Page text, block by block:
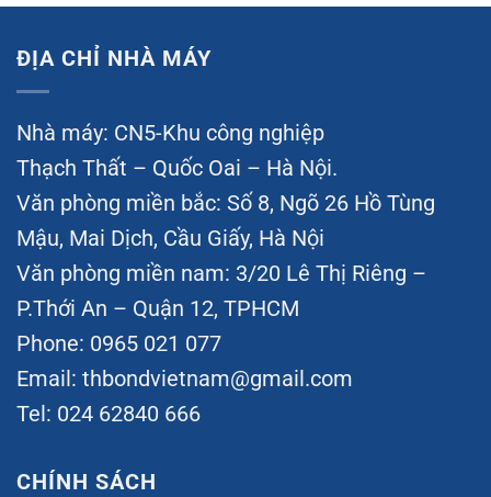
ĐỊA CHỈ NHÀ MÁY
Nhà máy: CN5-Khu công nghiệp
Thạch Thất – Quốc Oai – Hà Nội.
Văn phòng miền bắc: Số 8, Ngõ 26 Hồ Tùng
Mậu, Mai Dịch, Cầu Giấy, Hà Nội
Văn phòng miền nam: 3/20 Lê Thị Riêng –
P.Thới An – Quận 12, TPHCM
Phone: 0965 021 077
Email: thbondvietnam@gmail.com
Tel: 024 62840 666
CHÍNH SÁCH